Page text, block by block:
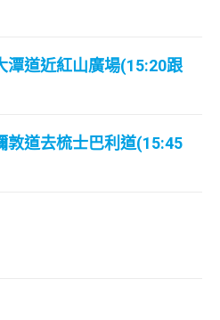
潭道近紅山廣場(15:20跟
敦道去梳士巴利道(15:45